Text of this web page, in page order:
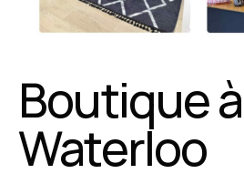
Boutique à
Waterloo